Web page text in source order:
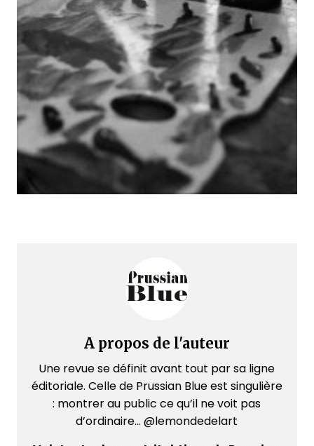
A propos de l'auteur
Une revue se définit avant tout par sa ligne
éditoriale. Celle de Prussian Blue est singulière
: montrer au public ce qu’il ne voit pas
d’ordinaire... @lemondedelart